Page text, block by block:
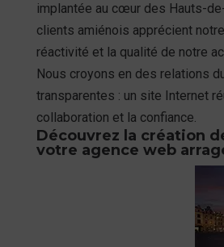
implantée au cœur des Hauts-
clients amiénois apprécient
réactivité et la qualité de notre
Nous croyons en des relations
transparentes : un site Internet
collaboration et la confiance.
Découvrez la création
votre agence web